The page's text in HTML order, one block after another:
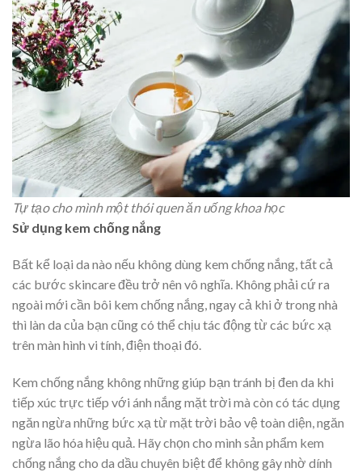
Tự tạo cho mình một thói quen ăn uống khoa học
Sử dụng kem chống nắng
Bất kể loại da nào nếu không dùng kem chống nắng, tất cả
các bước skincare đều trở nên vô nghĩa. Không phải cứ ra
ngoài mới cần bôi kem chống nắng, ngay cả khi ở trong nhà
thì làn da của bạn cũng có thể chịu tác động từ các bức xạ
trên màn hình vi tính, điện thoại đó.
Kem chống nắng không những giúp bạn tránh bị đen da khi
tiếp xúc trực tiếp với ánh nắng mặt trời mà còn có tác dụng
ngăn ngừa những bức xạ từ mặt trời bảo vệ toàn diện, ngăn
ngừa lão hóa hiệu quả. Hãy chọn cho mình sản phẩm kem
chống nắng cho da dầu chuyên biệt để không gây nhờ dính